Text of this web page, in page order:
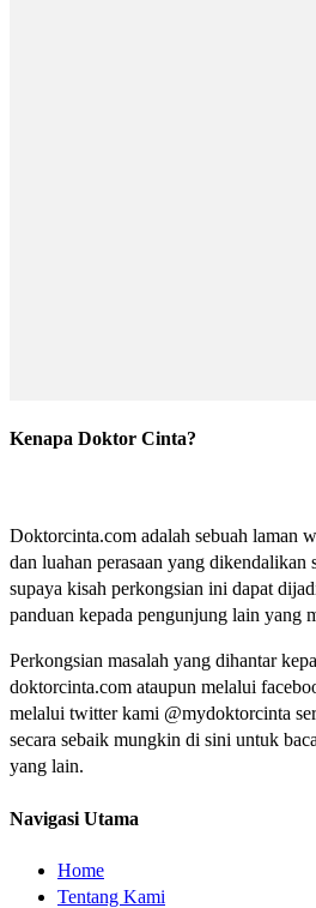
Kenapa Doktor Cinta?
Doktorcinta.com adalah sebuah laman
dan luahan perasaan yang dikendalikan
supaya kisah perkongsian ini dapat
panduan kepada pengunjung lain yang
Perkongsian masalah yang dihantar
doktorcinta.com ataupun melalui
melalui twitter kami @mydoktorcinta
secara sebaik mungkin di sini untuk
yang lain.
Navigasi Utama
Home
Tentang Kami